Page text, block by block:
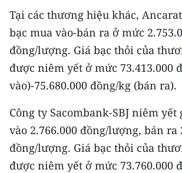
Bắc Trung Bộ
Duyên hải Nam Trung Bộ và Tây
Nguyên
Đông Nam Bộ
Đồng bằng sông Cửu Long
Chuyên trang Hà Nội
Chuyên trang TP. Hồ Chí Minh
Tại các thương hiệu khác,
bạc mua vào-bán ra ở mức
đồng/lượng. Giá bạc thỏi của
được niêm yết ở mức 73.413.000
vào)-75.680.000 đồng/kg (bán ra).
Công ty Sacombank-SBJ niêm yết
vào 2.766.000 đồng/lượng, bán ra
đồng/lượng. Giá bạc thỏi của
được niêm yết ở mức 73.760.000